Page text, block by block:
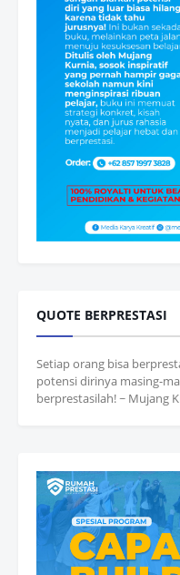
QUOTE BERPRESTASI
Setiap orang bisa
potensi dirinya masing-
berprestasilah! ~ Mujang